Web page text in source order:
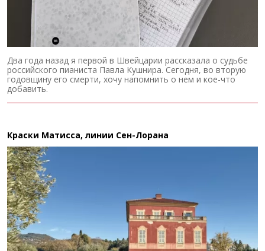
Два года назад я первой в Швейцарии рассказала о судьбе
российского пианиста Павла Кушнира. Сегодня, во вторую
годовщину его смерти, хочу напомнить о нем и кое-что
добавить.
Краски Матисса, линии Сен-Лорана